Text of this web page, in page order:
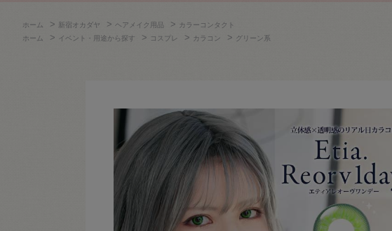
ホーム > 新宿オカダヤ > ヘアメイク用品 >
カラーコンタクト
ホーム
> イベント・用途から探す > コスプレ > カラコン > グリーン系